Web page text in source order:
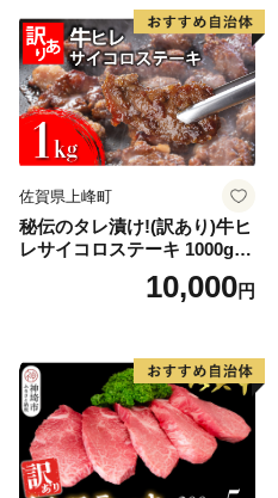
佐賀県上峰町
秘伝のタレ漬け!(訳あり)牛ヒ
レサイコロステーキ 1000g
10,000円